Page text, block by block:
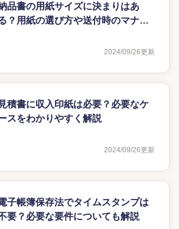
品書の用紙サイズに決まりはあ
？用紙の選び方や送付時のマナー
2024/09/26更新
見積書に収入印紙は必要？必要なケ
スをわかりやすく解説
2024/09/26更新
子帳簿保存法でタイムスタンプは
要？必要な要件についても解説